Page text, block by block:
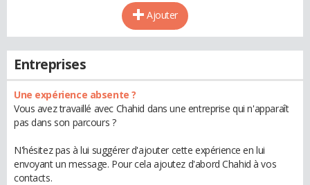
Ajouter
Entreprises
Une expérience absente ?
Vous avez travaillé avec Chahid dans une entreprise qui n'apparaît
pas dans son parcours ?
N'hésitez pas à lui suggérer d'ajouter cette expérience en lui
envoyant un message. Pour cela ajoutez d'abord Chahid à vos
contacts.